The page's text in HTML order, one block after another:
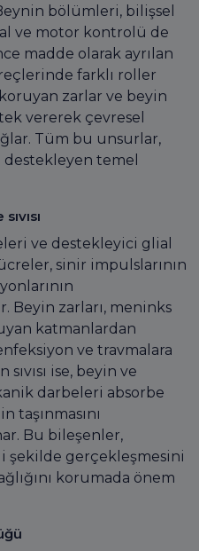
bölümleri, bilişsel
ve motor kontrolü de
madde olarak ayrılan
farklı roller
zarlar ve beyin
vererek çevresel
Tüm bu unsurlar,
destekleyen temel
ve destekleyici glial
sinir impulslarının
Beyin zarları, meninks
katmanlardan
ve travmalara
ise, beyin ve
darbeleri absorbe
taşınmasını
Bu bileşenler,
şekilde gerçekleşmesini
korumada önem